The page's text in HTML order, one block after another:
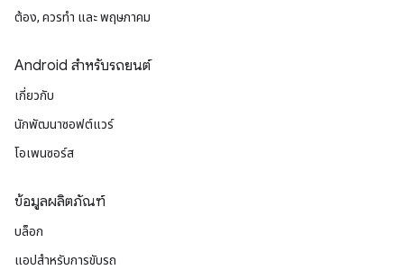
ต้อง, ควรทำ และ พฤษภาคม
Android สำหรับรถยนต์
เกี่ยวกับ
นักพัฒนาซอฟต์แวร์
โอเพนซอร์ส
ข้อมูลผลิตภัณฑ์
บล็อก
แอปสำหรับการขับรถ